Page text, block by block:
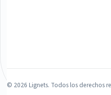
© 2026 Lignets. Todos los derechos